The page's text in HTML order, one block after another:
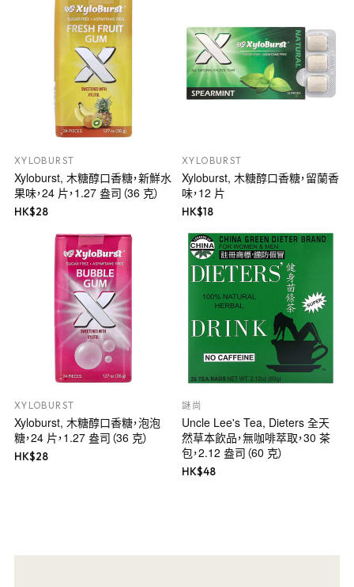
XYLOBURST
Xyloburst, 木糖醇口香糖，新鮮水
果味，24 片，1.27 盎司（36 克）
HK$28
XYLOBURST
Xyloburst, 木糖醇口香糖，留蘭香
味，12 片
HK$18
XYLOBURST
Xyloburst, 木糖醇口香糖，泡泡
糖，24 片，1.27 盎司（36 克）
HK$28
謎尚
Uncle Lee's Tea, Dieters 全天
然草本飲品，無咖啡萃取，30 茶
包，2.12 盎司（60 克）
HK$48